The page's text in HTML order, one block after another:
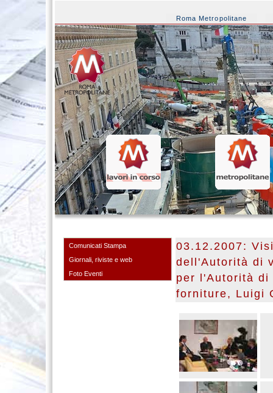
Roma Metropolitane
Comunicati Stampa
Giornali, riviste e web
Foto Eventi
03.12.2007:
dell'Autorità di
per l'Autorità
forniture, Luigi